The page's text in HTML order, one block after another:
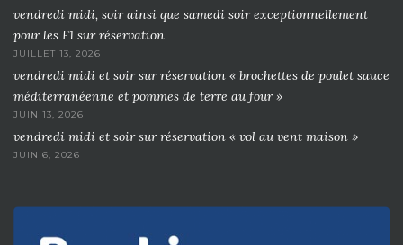
vendredi midi, soir ainsi que samedi soir exceptionnellement
pour les F1 sur réservation
JUILLET 13, 2026
vendredi midi et soir sur réservation « brochettes de poulet sauce
méditerranéenne et pommes de terre au four »
JUIN 13, 2026
vendredi midi et soir sur réservation « vol au vent maison »
JUIN 6, 2026